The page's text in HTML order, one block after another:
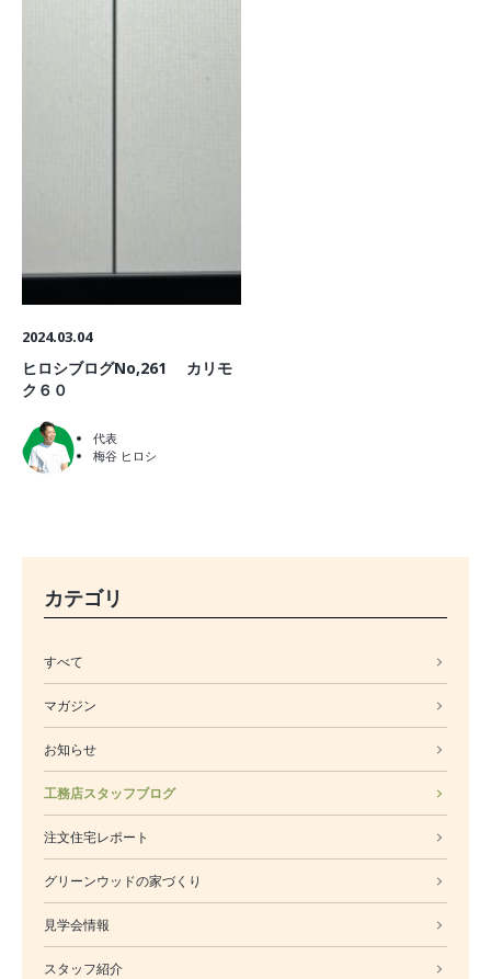
2024.03.04
ヒロシブログNo,261 カリモ
ク６０
代表
梅谷 ヒロシ
カテゴリ
すべて
マガジン
お知らせ
工務店スタッフブログ
注文住宅レポート
グリーンウッドの家づくり
見学会情報
スタッフ紹介